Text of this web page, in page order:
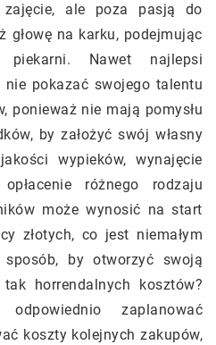
zajęcie, ale poza pasją do
głowę na karku, podejmując
Nawet najlepsi
pokazać swojego talentu
ponieważ nie mają pomysłu
by założyć swój własny
wypieków, wynajęcie
różnego rodzaju
może wynosić na start
złotych, co jest niemałym
by otworzyć swoją
horrendalnych kosztów?
odpowiednio zaplanować
koszty kolejnych zakupów,